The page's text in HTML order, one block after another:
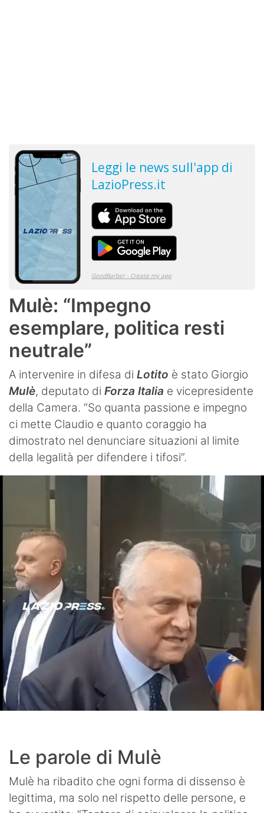
Mulè: “Impegno
esemplare, politica resti
neutrale”
A intervenire in difesa di Lotito è stato Giorgio
Mulè, deputato di Forza Italia e vicepresidente
della Camera. “So quanta passione e impegno
ci mette Claudio e quanto coraggio ha
dimostrato nel denunciare situazioni al limite
della legalità per difendere i tifosi”.
Le parole di Mulè
Mulè ha ribadito che ogni forma di dissenso è
legittima, ma solo nel rispetto delle persone, e